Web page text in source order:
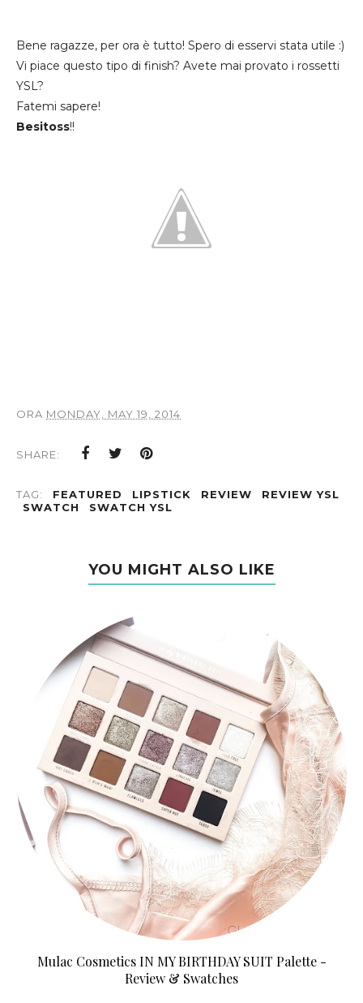
Bene ragazze, per ora è tutto! Spero di esservi stata utile :)
Vi piace questo tipo di finish? Avete mai provato i rossetti
YSL?
Fatemi sapere!
Besitoss!!
ORA MONDAY, MAY 19, 2014
SHARE:
TAG: FEATURED LIPSTICK REVIEW
REVIEW YSL
SWATCH
SWATCH YSL
YOU MIGHT ALSO LIKE
Mulac Cosmetics IN MY BIRTHDAY SUIT Palette -
Review & Swatches